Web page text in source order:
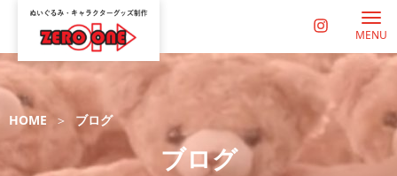
MENU
HOME ブログ
ブログ